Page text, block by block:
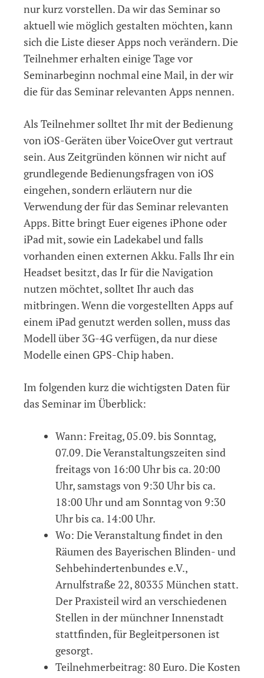
nur kurz vorstellen. Da wir das Seminar so
aktuell wie möglich gestalten möchten, kann
sich die Liste dieser Apps noch verändern. Die
Teilnehmer erhalten einige Tage vor
Seminarbeginn nochmal eine Mail, in der wir
die für das Seminar relevanten Apps nennen.
Als Teilnehmer solltet Ihr mit der Bedienung
von iOS-Geräten über VoiceOver gut vertraut
sein. Aus Zeitgründen können wir nicht auf
grundlegende Bedienungsfragen von iOS
eingehen, sondern erläutern nur die
Verwendung der für das Seminar relevanten
Apps. Bitte bringt Euer eigenes iPhone oder
iPad mit, sowie ein Ladekabel und falls
vorhanden einen externen Akku. Falls Ihr ein
Headset besitzt, das Ir für die Navigation
nutzen möchtet, solltet Ihr auch das
mitbringen. Wenn die vorgestellten Apps auf
einem iPad genutzt werden sollen, muss das
Modell über 3G-4G verfügen, da nur diese
Modelle einen GPS-Chip haben.
Im folgenden kurz die wichtigsten Daten für
das Seminar im Überblick:
Wann: Freitag, 05.09. bis Sonntag,
07.09. Die Veranstaltungszeiten sind
freitags von 16:00 Uhr bis ca. 20:00
Uhr, samstags von 9:30 Uhr bis ca.
18:00 Uhr und am Sonntag von 9:30
Uhr bis ca. 14:00 Uhr.
Wo: Die Veranstaltung findet in den
Räumen des Bayerischen Blinden- und
Sehbehindertenbundes e.V.,
Arnulfstraße 22, 80335 München statt.
Der Praxisteil wird an verschiedenen
Stellen in der münchner Innenstadt
stattfinden, für Begleitpersonen ist
gesorgt.
Teilnehmerbeitrag: 80 Euro. Die Kosten